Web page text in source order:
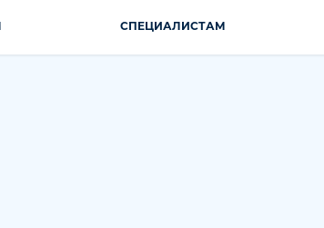
СПЕЦИАЛИСТАМ